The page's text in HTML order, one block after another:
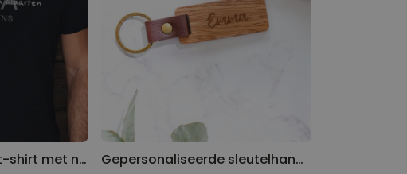
Gepersonaliseerd t-shirt met naam
Gepersonaliseerde sleutelhanger van hout met naam